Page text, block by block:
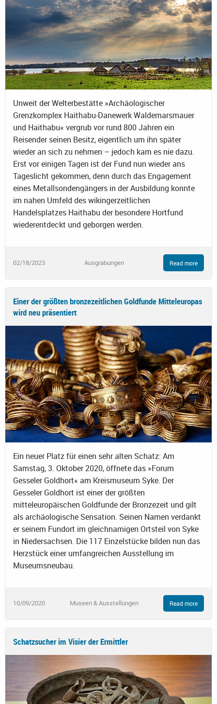
Unweit der Welterbestätte »Archäologischer
Grenzkomplex Haithabu-Danewerk Waldemarsmauer
und Haithabu« vergrub vor rund 800 Jahren ein
Reisender seinen Besitz, eigentlich um ihn später
wieder an sich zu nehmen – jedoch kam es nie dazu.
Erst vor einigen Tagen ist der Fund nun wieder ans
Tageslicht gekommen, denn durch das Engagement
eines Metallsondengängers in der Ausbildung konnte
im nahen Umfeld des wikingerzeitlichen
Handelsplatzes Haithabu der besondere Hortfund
wiederentdeckt und geborgen werden.
02/18/2023 Ausgrabungen Read more
Einer der größten bronzezeitlichen Goldfunde Mitteleuropas
wird neu präsentiert
Ein neuer Platz für einen sehr alten Schatz: Am
Samstag, 3. Oktober 2020, öffnete das »Forum
Gesseler Goldhort« am Kreismuseum Syke. Der
Gesseler Goldhort ist einer der größten
mitteleuropäischen Goldfunde der Bronzezeit und gilt
als archäologische Sensation. Seinen Namen verdankt
er seinem Fundort im gleichnamigen Ortsteil von Syke
in Niedersachsen. Die 117 Einzelstücke bilden nun das
Herzstück einer umfangreichen Ausstellung im
Museumsneubau.
10/09/2020 Museen & Ausstellungen Read more
Schatzsucher im Visier der Ermittler